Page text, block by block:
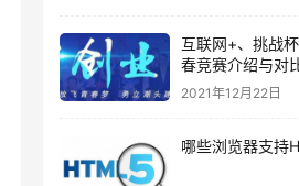
互联网+、挑战
春竞赛介绍与对
2021年12月22日
哪些浏览器支持